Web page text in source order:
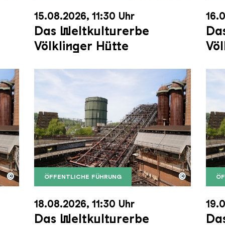
15.08.2026, 11:30 Uhr
Das Weltkulturerbe
Völklinger Hütte
Hütte mit dem Gasometer im Hintergrund
Hütte | Karl Heinrich Veith
© ÖFFENTLICHE FÜHRUNG
Der Erzschrägaufzug der Völklinger Hütte
Copyright: Weltkulturerbe Völklinger Hütte |
©
18.08.2026, 11:30 Uhr
Das Weltkulturerbe
Der